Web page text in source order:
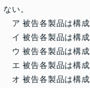
ない。
ア 被告各製品は構成
イ 被告各製品は構成
ウ 被告各製品は構成
エ 被告各製品は構成
オ 被告各製品は構成